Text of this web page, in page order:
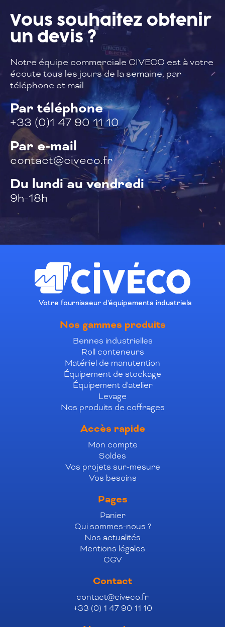
Vous souhaitez obtenir
un devis ?
Notre équipe commerciale CIVECO est àvotre
écoute tous les jours de la semaine, par
téléphone et mail
Par téléphone
+33 (0)1 47 90 11 10
Par e-mail
contact@civeco.fr
Du lundi au vendredi
9h-18h
Votre fournisseur d'équipements industriels
Nos gammes produits
Bennes industrielles
Roll conteneurs
Matériel de manutention
Équipement de stockage
Équipement d'atelier
Levage
Nos produits de coffrages
Accès rapide
Mon compte
Soldes
Vos projets sur-mesure
Vos besoins
Pages
Panier
Qui sommes-nous ?
Nos actualités
Mentions légales
CGV
Contact
contact@civeco.fr
+33 (0) 1 47 90 11 10